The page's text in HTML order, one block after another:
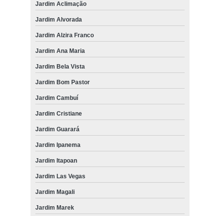
Jardim Aclimação
Jardim Alvorada
Jardim Alzira Franco
Jardim Ana Maria
Jardim Bela Vista
Jardim Bom Pastor
Jardim Cambuí
Jardim Cristiane
Jardim Guarará
Jardim Ipanema
Jardim Itapoan
Jardim Las Vegas
Jardim Magali
Jardim Marek